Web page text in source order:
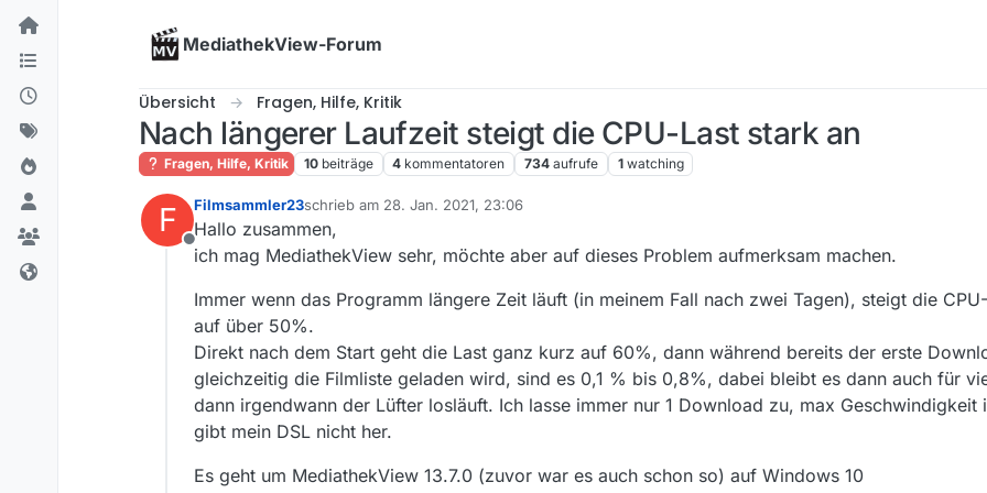
Skip to content
MediathekView-Forum
Übersicht Fragen, Hilfe, Kritik
Nach längerer Laufzeit steigt die CPU-Last stark an
Fragen, Hilfe, Kritik 10 beiträge 4 kommentatoren 734 aufrufe 1 watching
F
Offline
Filmsammler23schrieb am 28. Jan. 2021, 23:06
zuletzt editiert von
Hallo zusammen,
ich mag MediathekView sehr, möchte aber auf dieses Problem aufmerksam machen.
Immer wenn das Programm längere Zeit läuft (in meinem Fall nach zwei Tagen), steigt die
auf über 50%.
Direkt nach dem Start geht die Last ganz kurz auf 60%, dann während bereits der erste
gleichzeitig die Filmliste geladen wird, sind es 0,1 % bis 0,8%, dabei bleibt es dann auch für
dann irgendwann der Lüfter losläuft. Ich lasse immer nur 1 Download zu, max Geschwindigkeit
gibt mein DSL nicht her.
Es geht um MediathekView 13.7.0 (zuvor war es auch schon so) auf Windows 10